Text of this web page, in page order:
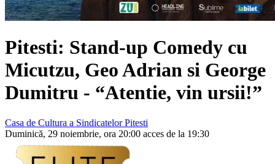
Pitesti: Stand-up Comedy cu
Micutzu, Geo Adrian si George
Dumitru - “Atentie, vin ursii!”
Casa de Cultura a Sindicatelor Pitesti
Duminică, 29 noiembrie, ora 20:00 acces de la 19:30